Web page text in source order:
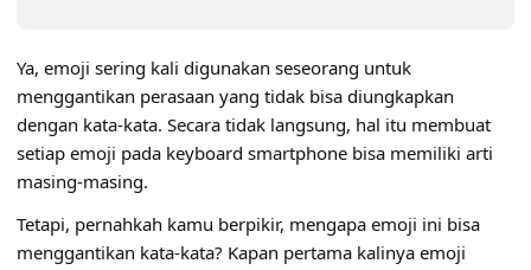
Ya, emoji sering kali digunakan seseorang untuk
menggantikan perasaan yang tidak bisa diungkapkan
dengan kata-kata. Secara tidak langsung, hal itu membuat
setiap emoji pada keyboard smartphone bisa memiliki arti
masing-masing.
Tetapi, pernahkah kamu berpikir, mengapa emoji ini bisa
menggantikan kata-kata? Kapan pertama kalinya emoji